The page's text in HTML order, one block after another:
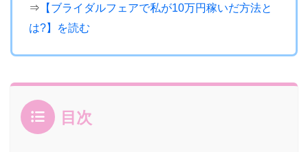
⇒ 【ブライダルフェアで私が10万円稼いだ方法と
は?】を読む
目次